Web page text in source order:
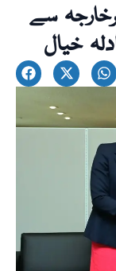
سے
خیال